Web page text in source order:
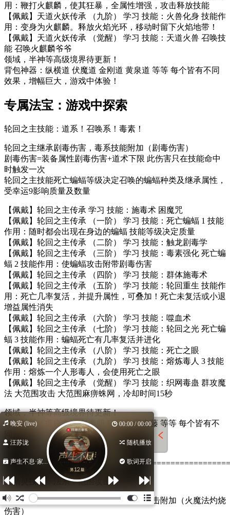
用：鞭打火麒麟，使其狂暴，全属性增强，攻击释放技能
【佩戴】天道火妖传承 （九阶） 学习 技能：火兽化身 技能作
用：变身为火麒麟。释放火焰光环，移动时留下火焰地带！
【佩戴】天道火妖传承 （觉醒） 学习 技能：天道火兽 召唤技
能 召唤火麒麟爷爷
领域，半神等高级境界待更新！
背包神器：纵横道 伏魔道 金刚道 黄泉道 等等 每个皆有不同
效果，增幅巨大，游戏中体验！
专属法宝：游戏中探索
轮回之主技能：道系！召唤系！毒素！
轮回之主继承剧毒伤害，毒系技能附加（剧毒伤害）
剧毒伤害=装备属性剧毒伤害+道术下限 此伤害只在技能命中
时触发一次
轮回之主技能死亡蝙蝠等级决定召唤的蝙蝠种类及继承属性，
受幸运9影响质量及数量
【佩戴】轮回之主传承 学习 技能：施毒术 困魔咒
【佩戴】轮回之主传承 （一阶） 学习 技能：死亡蝙蝠 1 技能
作用：随时都会出现在身边的蝙蝠 技能等级决定质量
【佩戴】轮回之主传承 （二阶） 学习 技能：触龙剧毒学
【佩戴】轮回之主传承 （三阶） 学习 技能：毒素强化 死亡蝙
蝠 2 技能作用：使蝙蝠攻击附带剧毒伤害
【佩戴】轮回之主传承 （四阶） 学习 技能：群体施毒术
【佩戴】轮回之主传承 （五阶） 学习 技能：轮回重生 技能作
用：死亡几率复活，并提升属性，可叠加！死亡未复活或小退
增益属性消失
【佩戴】轮回之主传承 （六阶） 学习 技能：噬血术
【佩戴】轮回之主传承 （七阶） 学习 技能：轮回之光 死亡蝙
蝠 3 技能作用：蝙蝠死亡有几率复活并进化
【佩戴】轮回之主传承 （八阶） 学习 技能：死亡之眼
【佩戴】轮回之主传承 （九阶） 学习 技能：熔炼毒人 3 技能
作用：熔炼一个人形毒人，会使用死亡之眼
【佩戴】轮回之主传承 （觉醒） 学习 技能：织网毒蛊 群攻魔
法 大范围攻击 大范围麻痹蛛网，冷却时间15秒
领域，半神等高级境界待更新！
背包神器：瘟疫之源 魁毒胆 狂尸瘴 野蛊藤 等等 每个皆有不
同效果，增幅巨大，游戏中体验！
专属法宝：游戏中探索
火精灵技能：法系！范围攻击！
火精灵继承火魔法灼烧伤害伤害，每次攻击附加（火魔法灼烧
伤害）
晚安 (live) 00:00 / 00:00
汪苏泷 随机播放
声生不息·家... 歌词开启